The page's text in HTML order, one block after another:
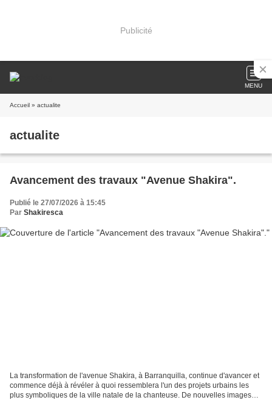
Publicité
MENU
Accueil » actualite
actualite
Avancement des travaux "Avenue Shakira".
Publié le 27/07/2026 à 15:45
Par Shakiresca
La transformation de l'avenue Shakira, à Barranquilla, continue d'avancer et
commence déjà à révéler à quoi ressemblera l'un des projets urbains les
plus symboliques de la ville natale de la chanteuse. De nouvelles images